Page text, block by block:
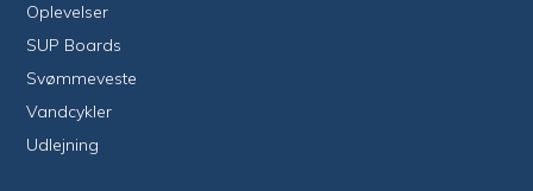
Oplevelser
SUP Boards
Svømmeveste
Vandcykler
Udlejning